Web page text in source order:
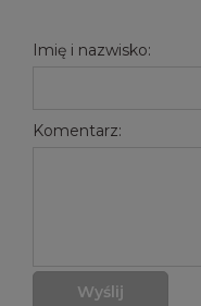
Imię i nazwisko:
Komentarz:
Wyślij